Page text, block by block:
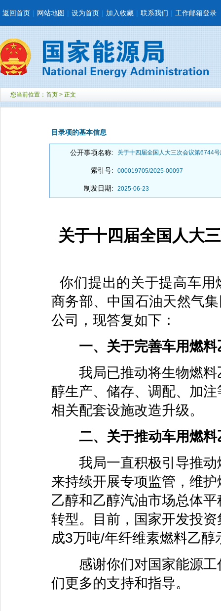
返回首页 | 网站地图 | 设为首页 | 加入收藏 | 联系我们 | 工作邮箱登录
您当前位置： 首页 > 正文
目录项的基本信息
公开事项名称: 关于十四届全国人大三次会议第6744
索引号: 000019705/2025-00097
制发日期: 2025-06-23
关于十四届全国人大
你们提出的关于提高车
商务部、中国石油天然气
公司，现答复如下：
一、关于完善车用燃
我局已推动将生物燃料
醇生产、储存、调配、加
相关配套设施改造升级。
二、关于推动车用燃
我局一直积极引导推动
来持续开展专项监管，维
乙醇和乙醇汽油市场总体
转型。目前，国家开发投
成3万吨/年纤维素燃料乙醇
感谢你们对国家能源工
们更多的支持和指导。